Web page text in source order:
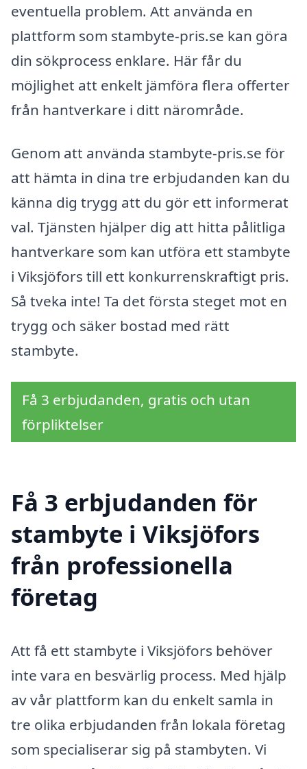
eventuella problem. Att använda en
plattform som stambyte-pris.se kan göra
din sökprocess enklare. Här får du
möjlighet att enkelt jämföra flera offerter
från hantverkare i ditt närområde.
Genom att använda stambyte-pris.se för
att hämta in dina tre erbjudanden kan du
känna dig trygg att du gör ett informerat
val. Tjänsten hjälper dig att hitta pålitliga
hantverkare som kan utföra ett stambyte
i Viksjöfors till ett konkurrenskraftigt pris.
Så tveka inte! Ta det första steget mot en
trygg och säker bostad med rätt
stambyte.
Få 3 erbjudanden, gratis och utan
förpliktelser
Få 3 erbjudanden för
stambyte i Viksjöfors
från professionella
företag
Att få ett stambyte i Viksjöfors behöver
inte vara en besvärlig process. Med hjälp
av vår plattform kan du enkelt samla in
tre olika erbjudanden från lokala företag
som specialiserar sig på stambyten. Vi